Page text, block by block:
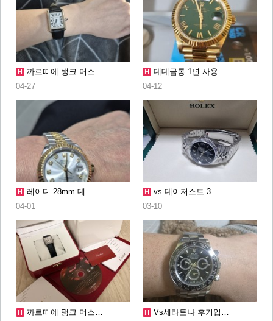
H
까르띠에 탱크 머스…
04-27
H
데데금통 1년 사용…
04-12
H
레이디 28mm 데…
04-01
H
vs 데이저스트 3…
03-10
H
까르띠에 탱크 머스…
H
Vs세라토나 후기입…